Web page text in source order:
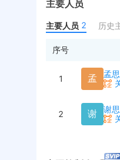
主要人员
主要人员 2 历史
序号
1 孟
孟
2 谢
谢